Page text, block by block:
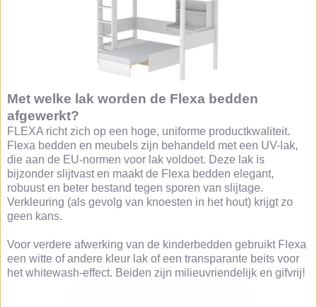
Met welke lak worden de Flexa bedden
afgewerkt?
FLEXA richt zich op een hoge, uniforme productkwaliteit.
Flexa bedden en meubels zijn behandeld met een UV-lak,
die aan de EU-normen voor lak voldoet. Deze lak is
bijzonder slijtvast en maakt de Flexa bedden elegant,
robuust en beter bestand tegen sporen van slijtage.
Verkleuring (als gevolg van knoesten in het hout) krijgt zo
geen kans.
Voor verdere afwerking van de kinderbedden gebruikt Flexa
een witte of andere kleur lak of een transparante beits voor
het whitewash-effect. Beiden zijn milieuvriendelijk en gifvrij!